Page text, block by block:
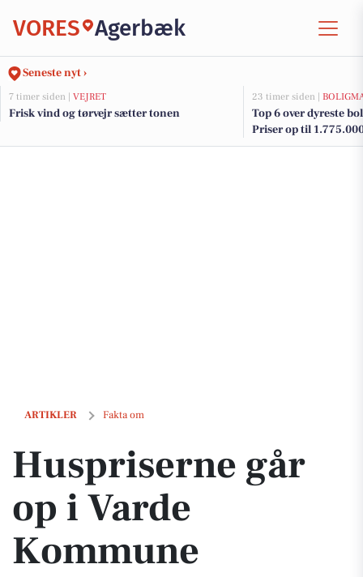
VORES Agerbæk
Seneste nyt ›
7 timer siden | VEJRET
Frisk vind og tørvejr sætter tonen
23 timer siden |
Top 6 over dyreste
Priser op til
ARTIKLER Fakta om
Huspriserne går op i Varde Kommune
Huspriserne går
op i Varde
Kommune